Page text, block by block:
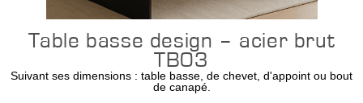
Table basse design – acier brut
TB03
Suivant ses dimensions : table basse, de chevet, d'appoint ou bout
de canapé.